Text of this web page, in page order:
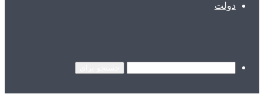
دولت